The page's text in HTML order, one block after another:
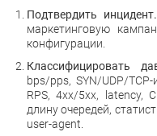
Подтвердить инцидент.
маркетинговую
конфигурации.
Классифицировать
bps/pps, SYN/UDP/
RPS, 4xx/5xx, latency,
длину очередей,
user-agent.